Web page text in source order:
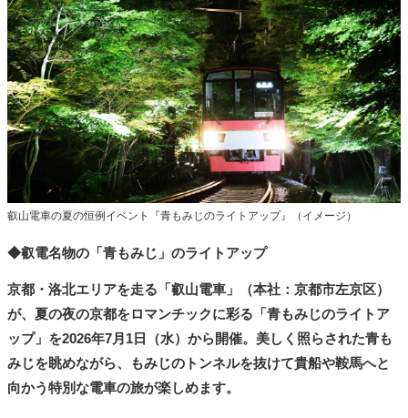
メ
N
E
W
S
「
み
よ
か
」
叡山電車の夏の恒例イベント『青もみじのライトアップ』（イメージ）
◆叡電名物の「青もみじ」のライトアップ
京都・洛北エリアを走る「叡山電車」（本社：京都市左京区）
が、夏の夜の京都をロマンチックに彩る「青もみじのライトア
ップ」を2026年7月1日（水）から開催。美しく照らされた青も
みじを眺めながら、もみじのトンネルを抜けて貴船や鞍馬へと
向かう特別な電車の旅が楽しめます。